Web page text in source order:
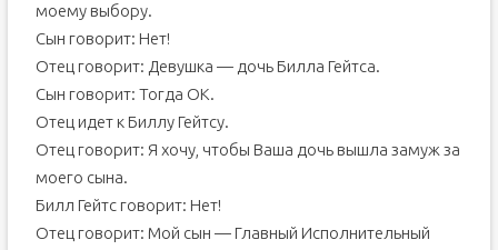
моему выбору.
Сын говорит: Нет!
Отец говорит: Девушка — дочь Билла Гейтса.
Сын говорит: Тогда ОК.
Отец идет к Биллу Гейтсу.
Отец говорит: Я хочу, чтобы Ваша дочь вышла замуж за
моего сына.
Билл Гейтс говорит: Нет!
Отец говорит: Мой сын — Главный Исполнительный